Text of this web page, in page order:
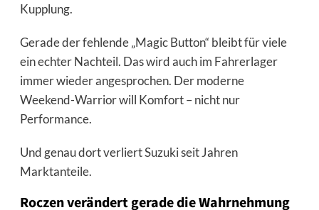
Kupplung.
Gerade der fehlende „Magic Button“ bleibt für viele
ein echter Nachteil. Das wird auch im Fahrerlager
immer wieder angesprochen. Der moderne
Weekend-Warrior will Komfort – nicht nur
Performance.
Und genau dort verliert Suzuki seit Jahren
Marktanteile.
Roczen verändert gerade die Wahrnehmung